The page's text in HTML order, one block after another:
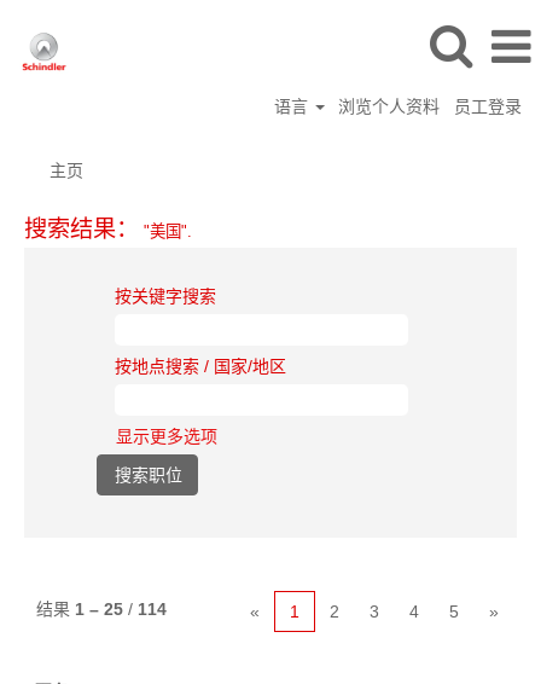
语言 浏览个人资料 员工登录
主页
搜索结果： "美国".
按关键字搜索
按地点搜索 / 国家/地区
显示更多选项
结果 1 – 25 / 114 « 1 2 3 4 5 »